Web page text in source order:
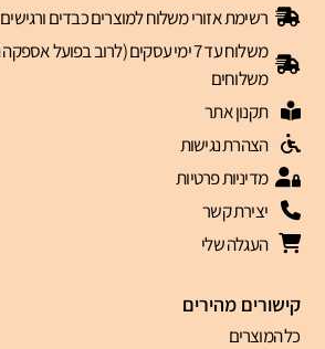
קישורים מהירים
כל המוצרים
רשימת אזורי משלוח למוצרים כבדים ורגישים
משלוחים
תקנון אתר
הצהרת נגישות
מדיניות פרטיות
יצירת קשר
העגלה שלי